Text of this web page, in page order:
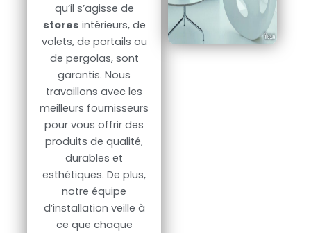
qu’il s’agisse de
stores intérieurs, de
volets, de portails ou
de pergolas, sont
garantis. Nous
travaillons avec les
meilleurs fournisseurs
pour vous offrir des
produits de qualité,
durables et
esthétiques. De plus,
notre équipe
d’installation veille à
ce que chaque